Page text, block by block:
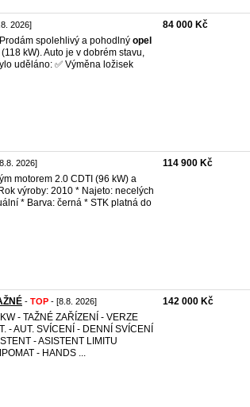
2026]
spolehlivý a pohodlný opel
kW). Auto je v dobrém stavu,
uděláno: ✅ Výměna ložisek
84 000 Kč
2026]
motorem 2.0 CDTI (96 kW) a
výroby: 2010 * Najeto: necelých
* Barva: černá * STK platná do
114 900 Kč
- TOP - [8.8. 2026]
- TAŽNÉ ZAŘÍZENÍ - VERZE
- AUT. SVÍCENÍ - DENNÍ SVÍCENÍ
- ASISTENT LIMITU
- HANDS ...
142 000 Kč